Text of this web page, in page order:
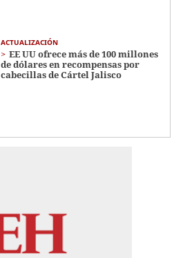
ACTUALIZACIÓN
EE UU ofrece más de 100 millones
de dólares en recompensas por
cabecillas de Cártel Jalisco